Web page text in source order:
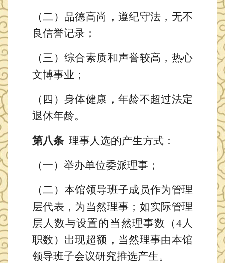
（二）品德高尚，遵纪守法，无不
良信誉记录；
（三）综合素质和声誉较高，热心
文博事业；
（四）身体健康，年龄不超过法定
退休年龄。
第八条 理事人选的产生方式：
（一）举办单位委派理事；
（二）本馆领导班子成员作为管理
层代表，为当然理事；如实际管理
层人数与设置的当然理事数（4人
职数）出现超额，当然理事由本馆
领导班子会议研究推选产生。